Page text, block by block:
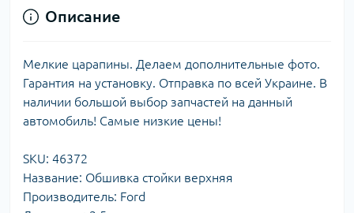
Описание
Мелкие царапины. Делаем дополнительные фото.
Гарантия на установку. Отправка по всей Украине. В
наличии большой выбор запчастей на данный
автомобиль! Самые низкие цены!
SKU: 46372
Название: Обшивка стойки верхняя
Производитель: Ford